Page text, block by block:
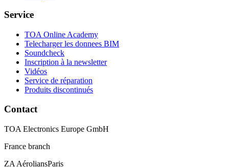
Service
TOA Online Academy
Telecharger les donnees BIM
Soundcheck
Inscription à la newsletter
Vidéos
Service de réparation
Produits discontinués
Contact
TOA Electronics Europe GmbH
France branch
ZA AéroliansParis